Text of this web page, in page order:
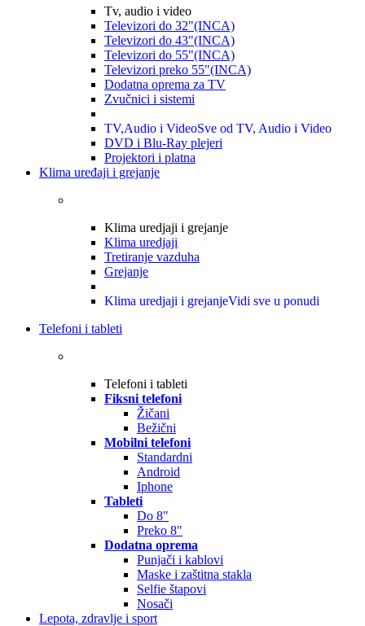
Tv, audio i video
Televizori do 32"(INCA)
Televizori do 43"(INCA)
Televizori do 55"(INCA)
Televizori preko 55"(INCA)
Dodatna oprema za TV
Zvučnici i sistemi
TV,Audio i VideoSve od TV, Audio i Video
DVD i Blu-Ray plejeri
Projektori i platna
Klima uređaji i grejanje
Klima uredjaji i grejanje
Klima uredjaji
Tretiranje vazduha
Grejanje
Klima uredjaji i grejanjeVidi sve u ponudi
Telefoni i tableti
Telefoni i tableti
Fiksni telefoni
Žičani
Bežični
Mobilni telefoni
Standardni
Android
Iphone
Tableti
Do 8"
Preko 8"
Dodatna oprema
Punjači i kablovi
Maske i zaštitna stakla
Selfie štapovi
Nosači
Lepota, zdravlje i sport